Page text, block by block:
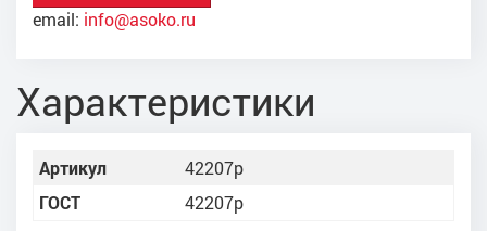
email: info@asoko.ru
Характеристики
Артикул
42207р
ГОСТ
42207р